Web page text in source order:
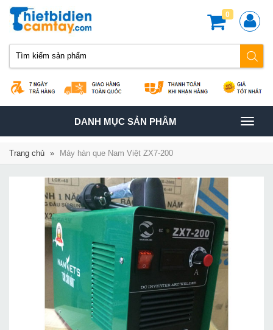
0
TOGGLE
NAVIGATION
DANH MỤC SẢN PHÂM
Trang chủ » Máy hàn que Nam Việt ZX7-200